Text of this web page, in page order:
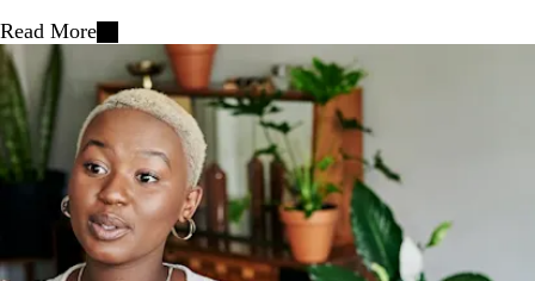
Read More